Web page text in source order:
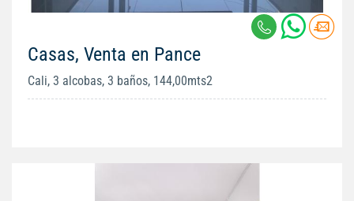
Casas, Venta en Pance
Cali, 3 alcobas, 3 baños, 144,00mts2